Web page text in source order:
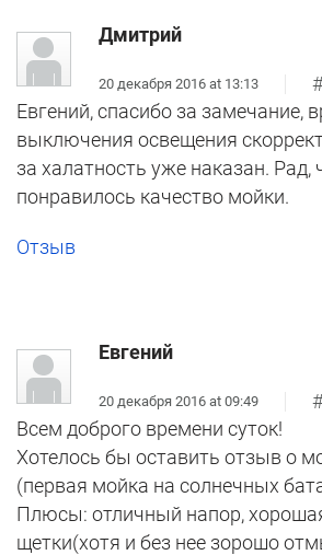
Дмитрий
20 декабря 2016 at 13:13
#
Евгений, спасибо за замечание,
выключения освещения
за халатность уже наказан. Рад,
понравилось качество мойки.
Отзыв
Евгений
20 декабря 2016 at 09:49
#
Всем доброго времени суток!
Хотелось бы оставить отзыв о
(первая мойка на солнечных
Плюсы: отличный напор,
щетки(хотя и без нее зорошо